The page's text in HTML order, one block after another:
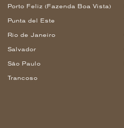
Porto Feliz (Fazenda Boa Vista)
Punta del Este
Rio de Janeiro
Salvador
São Paulo
Trancoso